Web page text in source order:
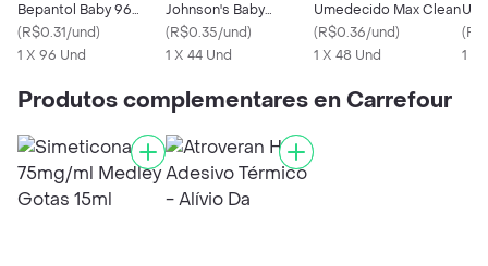
Bepantol Baby 96
Unidades
(R$0.31/und)
1 X 96 Und
Johnson's Baby
Limpeza e Suavidade
44 Unidades
(R$0.35/und)
1 X 44 Und
Umedecido Max Clean
(R$0.36/und)
1 X 48 Und
(
1 X
Produtos complementares en Carrefour